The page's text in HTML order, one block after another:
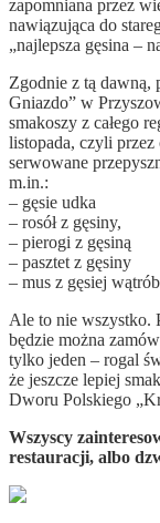
zapomniana przez
nawiązująca do
„najlepsza gęsina –
Zgodnie z tą dawną,
Gniazdo” w
smakoszy z całego
listopada, czyli przez
serwowane
m.in.:
– gęsie udka
– rosół z gęsiny,
– pierogi z gęsiną
– pasztet z gęsiny
– mus z gęsiej
Ale to nie wszystko.
będzie można
tylko jeden – rogal
że jeszcze lepiej
Dworu Polskiego
Wszyscy
restauracji, albo